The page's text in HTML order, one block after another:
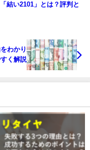
結い2101」とは？評判と
わかり
く解説